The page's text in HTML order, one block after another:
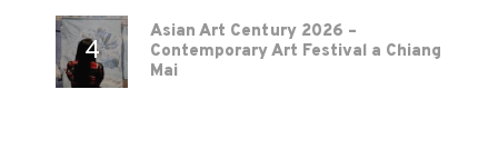
Asian Art Century 2026 –
Contemporary Art Festival a Chiang
Mai